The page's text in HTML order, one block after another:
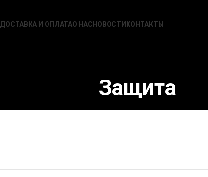
ДОСТАВКА И ОПЛАТАО НАС НОВОСТИ КОНТАКТЫ
Защита